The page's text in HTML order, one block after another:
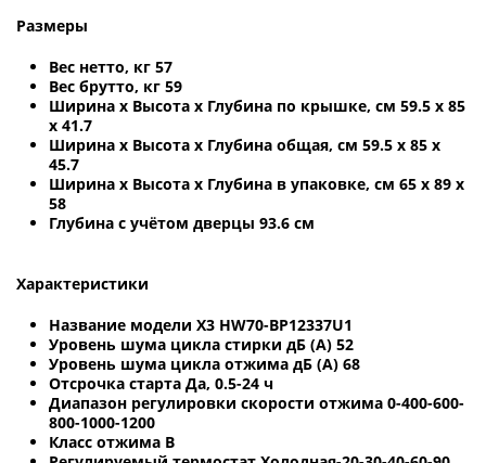
Размеры
Вес нетто, кг 57
Вес брутто, кг 59
Ширина х Высота х Глубина по крышке, см 59.5 х 85
х 41.7
Ширина х Высота х Глубина общая, см 59.5 х 85 х
45.7
Ширина х Высота х Глубина в упаковке, см 65 х 89 х
58
Глубина с учётом дверцы 93.6 см
Характеристики
Название модели X3 HW70-BP12337U1
Уровень шума цикла стирки дБ (А) 52
Уровень шума цикла отжима дБ (А) 68
Отсрочка старта Да, 0.5-24 ч
Диапазон регулировки скорости отжима 0-400-600-
800-1000-1200
Класс отжима B